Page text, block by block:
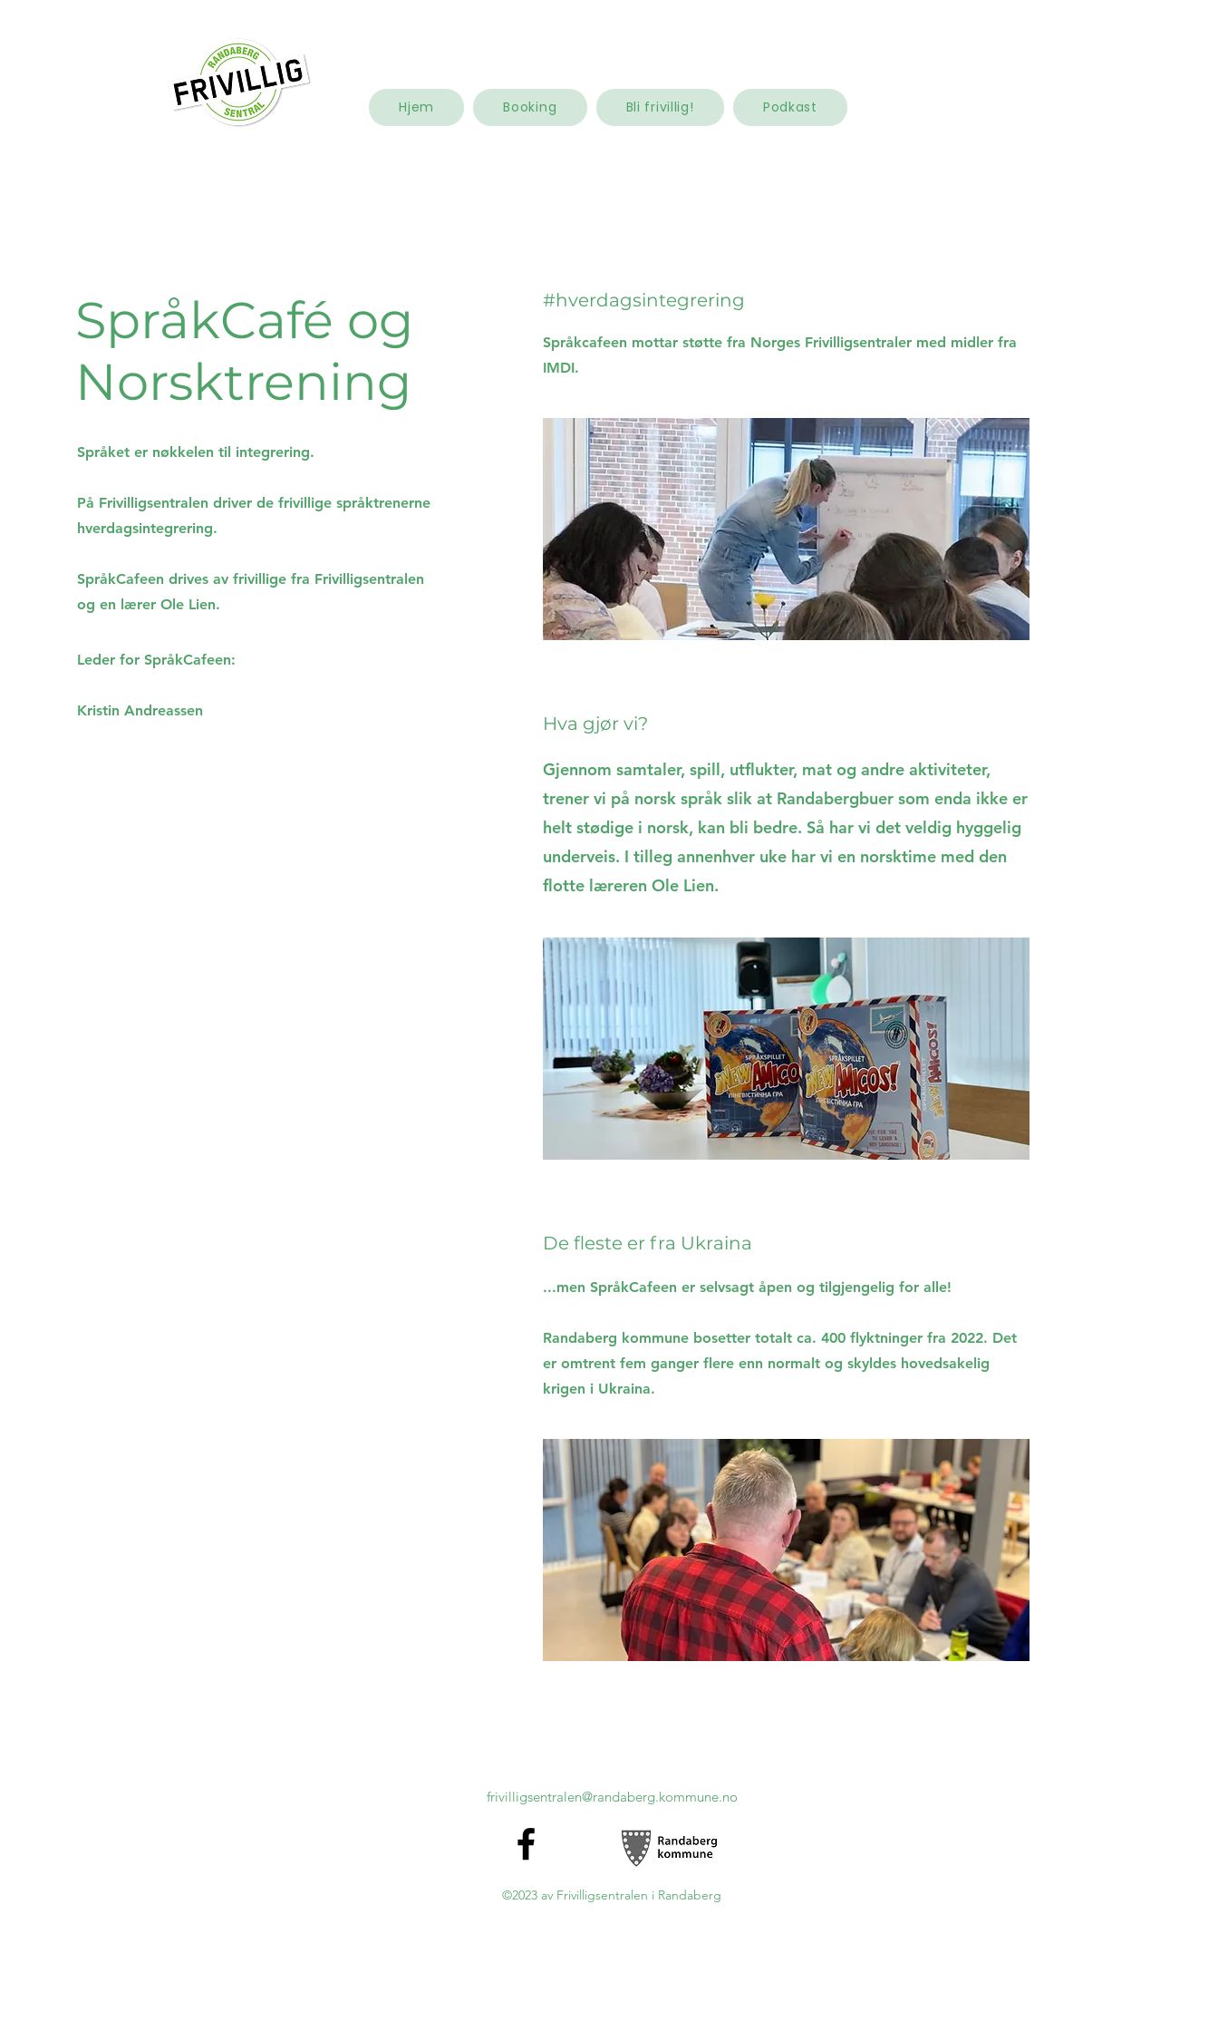
Hjem Booking Bli frivillig! Podkast
SpråkCafé og
Norsktrening
Språket er nøkkelen til integrering.
På Frivilligsentralen driver de frivillige språktrenerne
hverdagsintegrering.
SpråkCafeen drives av frivillige fra Frivilligsentralen
og en lærer Ole Lien.
Leder for SpråkCafeen:
Kristin Andreassen
#hverdagsintegrering
Språkcafeen mottar støtte fra Norges Frivilligsentraler med midler fra
IMDI.
Hva gjør vi?
Gjennom samtaler, spill, utflukter, mat og andre aktiviteter,
trener vi på norsk språk slik at Randabergbuer som enda ikke er
helt stødige i norsk, kan bli bedre. Så har vi det veldig hyggelig
underveis. I tilleg annenhver uke har vi en norsktime med den
flotte læreren Ole Lien.
De fleste er fra Ukraina
...men SpråkCafeen er selvsagt åpen og tilgjengelig for alle!
Randaberg kommune bosetter totalt ca. 400 flyktninger fra 2022. Det
er omtrent fem ganger flere enn normalt og skyldes hovedsakelig
krigen i Ukraina.
frivilligsentralen@randaberg.kommune.no
©2023 av Frivilligsentralen i Randaberg